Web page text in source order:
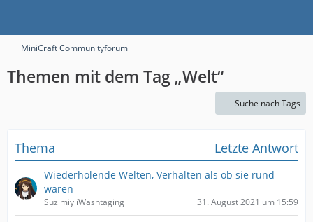
MiniCraft Communityforum
Themen mit dem Tag „Welt“
Suche nach Tags
Thema Letzte Antwort
Wiederholende Welten, Verhalten als ob sie rund
wären
Suzimiy iWashtaging 31. August 2021 um 15:59